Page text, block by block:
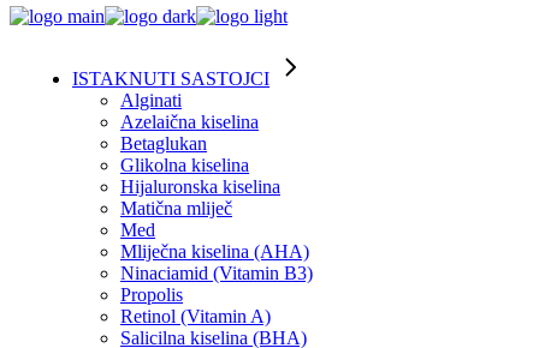
ISTAKNUTI SASTOJCI
Alginati
Azelaična kiselina
Betaglukan
Glikolna kiselina
Hijaluronska kiselina
Matična mliječ
Med
Mliječna kiselina (AHA)
Ninaciamid (Vitamin B3)
Propolis
Retinol (Vitamin A)
Salicilna kiselina (BHA)